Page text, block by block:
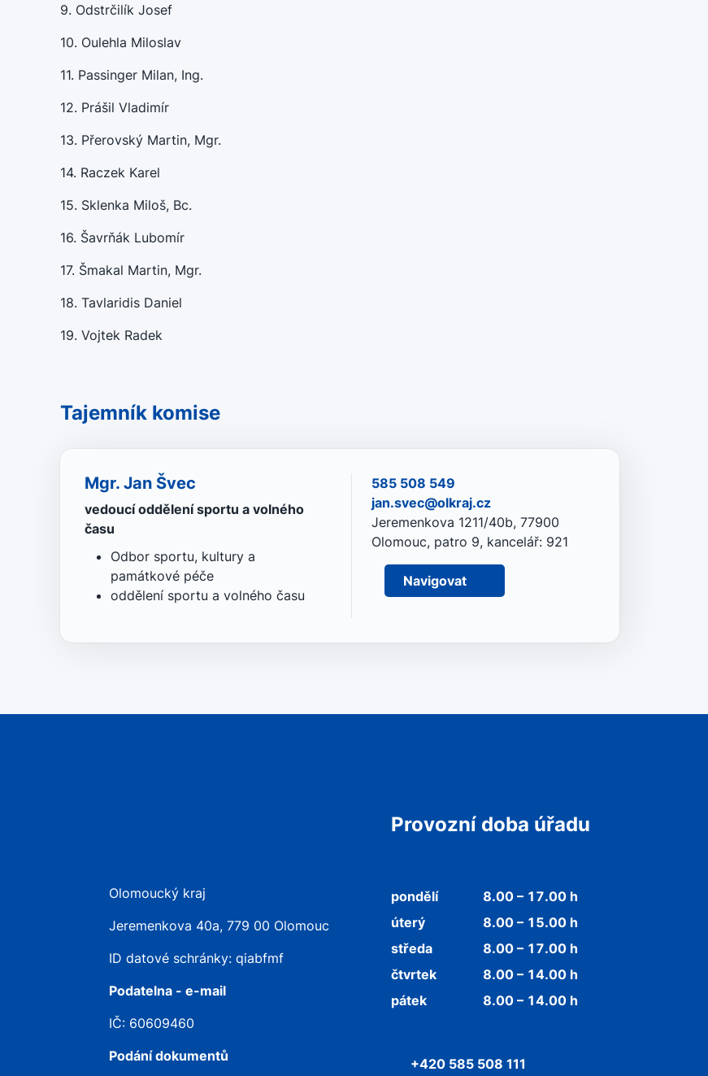
9. Odstrčilík Josef
10. Oulehla Miloslav
11. Passinger Milan, Ing.
12. Prášil Vladimír
13. Přerovský Martin, Mgr.
14. Raczek Karel
15. Sklenka Miloš, Bc.
16. Šavrňák Lubomír
17. Šmakal Martin, Mgr.
18. Tavlaridis Daniel
19. Vojtek Radek
Tajemník komise
Mgr. Jan Švec
vedoucí oddělení sportu a volného
času
Odbor sportu, kultury a
památkové péče
oddělení sportu a volného času
585 508 549
jan.svec@olkraj.cz
Jeremenkova 1211/40b, 77900
Olomouc, patro 9, kancelář: 921
Navigovat
Olomoucký kraj
Jeremenkova 40a, 779 00 Olomouc
ID datové schránky: qiabfmf
Podatelna - e-mail
IČ: 60609460
Podání dokumentů
Provozní doba úřadu
pondělí
8.00 – 17.00 h
úterý
8.00 – 15.00 h
středa
8.00 – 17.00 h
čtvrtek
8.00 – 14.00 h
pátek
8.00 – 14.00 h
+420 585 508 111